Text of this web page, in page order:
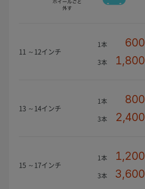
11 ～12インチ
1本 600
3本 1,800
13 ～14インチ
1本 800
3本 2,400
15 ～17インチ
1本 1,200
3本 3,600